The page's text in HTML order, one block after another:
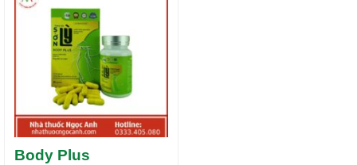
Body Plus